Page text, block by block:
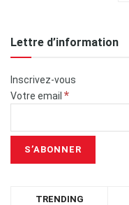
Lettre d’information
Inscrivez-vous
Votre email *
TRENDING